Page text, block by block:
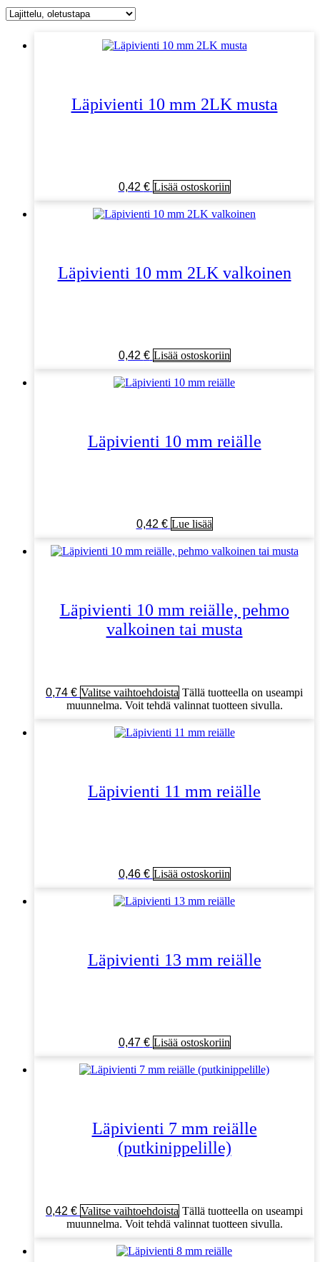
Läpivienti 10 mm 2LK musta
0,42 € Lisää ostoskoriin
Läpivienti 10 mm 2LK valkoinen
0,42 € Lisää ostoskoriin
Läpivienti 10 mm reiälle
0,42 € Lue lisää
Läpivienti 10 mm reiälle, pehmo
valkoinen tai musta
0,74 € Valitse vaihtoehdoista Tällä tuotteella on useampi
muunnelma. Voit tehdä valinnat tuotteen sivulla.
Läpivienti 11 mm reiälle
0,46 € Lisää ostoskoriin
Läpivienti 13 mm reiälle
0,47 € Lisää ostoskoriin
Läpivienti 7 mm reiälle
(putkinippelille)
0,42 € Valitse vaihtoehdoista Tällä tuotteella on useampi
muunnelma. Voit tehdä valinnat tuotteen sivulla.